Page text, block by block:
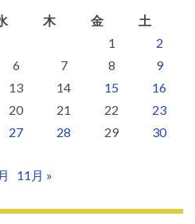
木 金
土
1
2
6 7 8
9
13 14 15
16
20 21 22
23
27 28 29
30
11月 »